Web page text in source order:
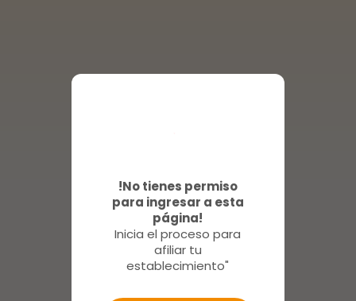
!No tienes permiso
para ingresar a esta
página!
Inicia el proceso para
afiliar tu
establecimiento"